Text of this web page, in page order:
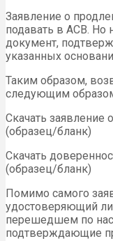
Заявление о
подавать в АСВ.
документ,
указанных
Таким образом,
следующим
Скачать
(образец/бланк)
Скачать
(образец/бланк)
Помимо самого
удостоверяющий
перешедшем по
подтверждающие